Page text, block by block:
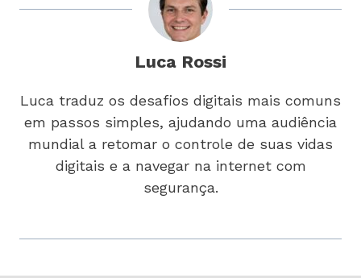
Luca Rossi
Luca traduz os desafios digitais mais comuns
em passos simples, ajudando uma audiência
mundial a retomar o controle de suas vidas
digitais e a navegar na internet com
segurança.